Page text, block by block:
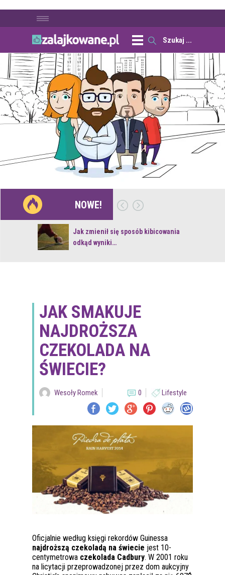
NOWE!
Jak zmienił się sposób kibicowania
odkąd wyniki…
JAK SMAKUJE
NAJDROŻSZA
CZEKOLADA NA
ŚWIECIE?
Wesoły Romek 0 Lifestyle
Oficjalnie według księgi rekordów Guinessa
najdroższą czekoladą na świecie jest 10-
centymetrowa czekolada Cadbury. W 2001 roku
na licytacji przeprowadzonej przez dom aukcyjny